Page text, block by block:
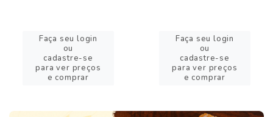
Faça seu login
ou
cadastre-se
para ver preços
e comprar
Faça seu login
ou
cadastre-se
para ver preços
e comprar